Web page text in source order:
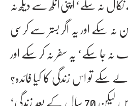
سکے اور یہ اگر بستر سے کرسی
جا سکے‘ یہ سفر نہ کر سکے اور
سکے تو اس زندگی کا کیا فائدہ؟